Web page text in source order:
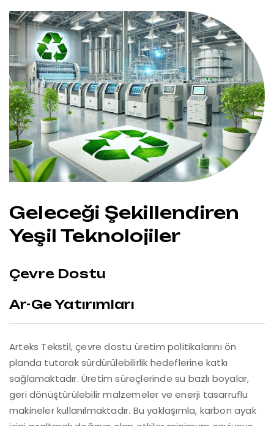
Geleceği Şekillendiren
Yeşil Teknolojiler
Çevre Dostu
Ar-Ge Yatırımları
Arteks Tekstil, çevre dostu üretim politikalarını ön
planda tutarak sürdürülebilirlik hedeflerine katkı
sağlamaktadır. Üretim süreçlerinde su bazlı boyalar,
geri dönüştürülebilir malzemeler ve enerji tasarruflu
makineler kullanılmaktadır. Bu yaklaşımla, karbon ayak